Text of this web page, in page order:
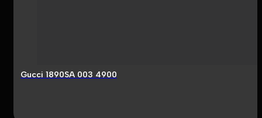
Gucci 1890SA 003 4900